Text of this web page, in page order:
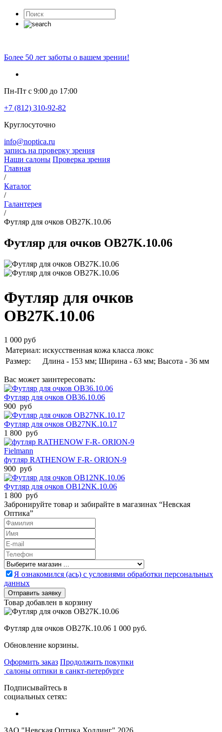
Более 50 лет заботы о вашем зрении!
Пн-Пт с 9:00 до 17:00
+7 (812) 310-92-82
Круглосуточно
info@noptica.ru
запись на проверку зрения
Наши салоны Проверка зрения
Главная
/
Каталог
/
Галантерея
/
Футляр для очков OB27K.10.06
Футляр для очков OB27K.10.06
Футляр для очков
OB27K.10.06
1 000 руб
Материал: искусственная кожа класса люкс
Размер:
Длина - 153 мм; Ширина - 63 мм; Высота - 36 мм
Вас может заинтересовать:
Футляр для очков OB36.10.06
900 руб
Футляр для очков OB27NK.10.17
1 800 руб
Fielmann
футляр RATHENOW F-R- ORION-9
900 руб
Футляр для очков OB12NK.10.06
1 800 руб
Забронируйте товар и забирайте в магазинах “Невская
Оптика”
Я ознакомился (ась) с условиями обработки персональных
данных
Товар добавлен в корзину
Футляр для очков OB27K.10.06 1 000 руб.
Обновление корзины.
Оформить заказ Продолжить покупки
салоны оптики в санкт-петербурге
Подписывайтесь в
социальных сетях:
ЗАО "Невская Оптика Холдинг" 2026